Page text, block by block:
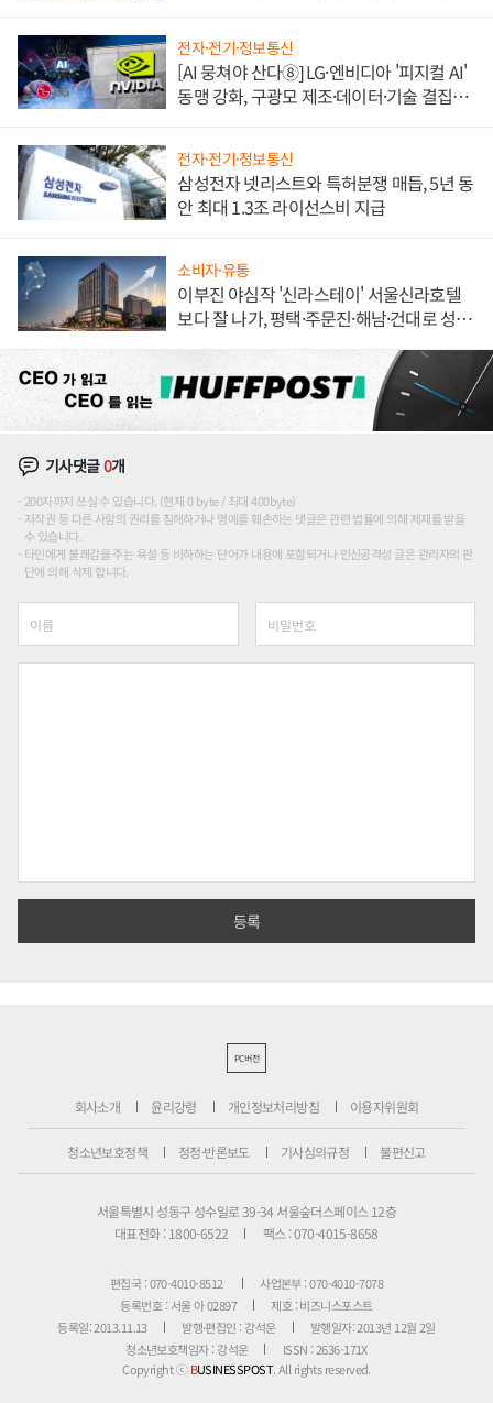
전자·전기·정보통신
[AI 뭉쳐야 산다⑧] LG·엔비디아 '피지컬 AI'
동맹 강화, 구광모 제조·데이터·기술 결집
전자·전기·정보통신
삼성전자 넷리스트와 특허분쟁 매듭, 5년 동
안 최대 1.3조 라이선스비 지급
소비자·유통
이부진 야심작 '신라스테이' 서울신라호텔
보다 잘 나가, 평택·주문진·해남·건대로 성
기사댓글0개
200자까지 쓰실 수 있습니다. (현재 0 byte / 최대 400byte)
저작권 등 다른 사람의 권리를 침해하거나 명예를 훼손하는 댓글은 관련 법률에 의해 제재를 받을
수 있습니다.
타인에게 불쾌감을 주는 욕설 등 비하하는 단어가 내용에 포함되거나 인신공격성 글은 관리자의 판
단에 의해 삭제 합니다.
PC버전
회사소개 윤리강령 개인정보처리방침 이용자위원회
청소년보호정책 정정·반론보도 기사심의규정 불편신고
서울특별시 성동구 성수일로 39-34 서울숲더스페이스 12층
대표전화 : 1800-6522
팩스 : 070-4015-8658
편집국 : 070-4010-8512
사업본부 : 070-4010-7078
등록번호 : 서울 아 02897
제호 : 비즈니스포스트
등록일: 2013.11.13
발행·편집인 : 강석운
발행일자: 2013년 12월 2일
청소년보호책임자 : 강석운
ISSN : 2636-171X
Copyright ⓒBUSINESSPOST. All rights reserved.